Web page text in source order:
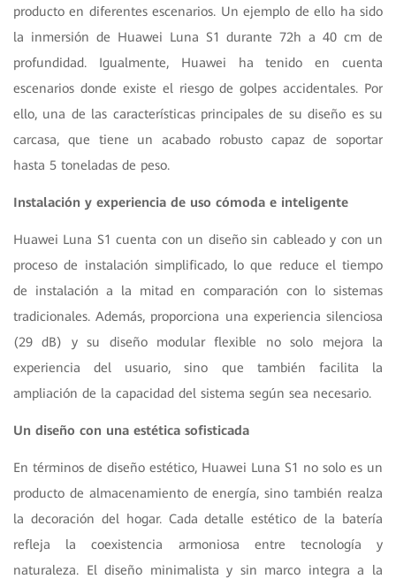
producto en diferentes escenarios. Un ejemplo de ello ha sido
la inmersión de Huawei Luna S1 durante 72h a 40 cm de
profundidad. Igualmente, Huawei ha tenido en cuenta
escenarios donde existe el riesgo de golpes accidentales. Por
ello, una de las características principales de su diseño es su
carcasa, que tiene un acabado robusto capaz de soportar
hasta 5 toneladas de peso.
Instalación y experiencia de uso cómoda e inteligente
Huawei Luna S1 cuenta con un diseño sin cableado y con un
proceso de instalación simplificado, lo que reduce el tiempo
de instalación a la mitad en comparación con lo sistemas
tradicionales. Además, proporciona una experiencia silenciosa
(29 dB) y su diseño modular flexible no solo mejora la
experiencia del usuario, sino que también facilita la
ampliación de la capacidad del sistema según sea necesario.
Un diseño con una estética sofisticada
En términos de diseño estético, Huawei Luna S1 no solo es un
producto de almacenamiento de energía, sino también realza
la decoración del hogar. Cada detalle estético de la batería
refleja la coexistencia armoniosa entre tecnología y
naturaleza. El diseño minimalista y sin marco integra a la